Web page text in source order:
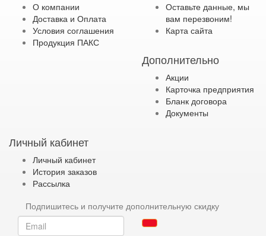
О компании
Доставка и Оплата
Условия соглашения
Продукция ПАКС
Оставьте данные, мы
вам перезвоним!
Карта сайта
Дополнительно
Акции
Карточка предприятия
Бланк договора
Документы
Личный кабинет
Личный кабинет
История заказов
Рассылка
Подпишитесь и получите дополнительную скидку